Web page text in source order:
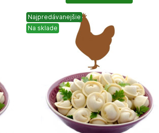
Najpredávanejšie
Na sklade